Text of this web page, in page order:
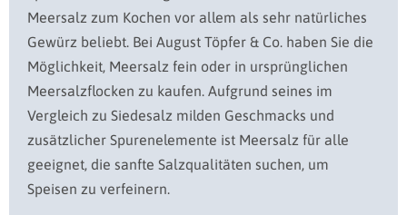
Meersalz zum Kochen vor allem als sehr natürliches
Gewürz beliebt. Bei August Töpfer & Co. haben Sie die
Möglichkeit, Meersalz fein oder in ursprünglichen
Meersalzflocken zu kaufen. Aufgrund seines im
Vergleich zu Siedesalz milden Geschmacks und
zusätzlicher Spurenelemente ist Meersalz für alle
geeignet, die sanfte Salzqualitäten suchen, um
Speisen zu verfeinern.